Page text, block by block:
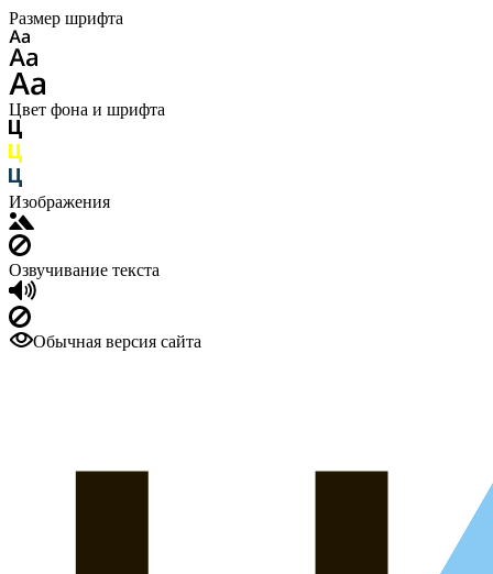
Размер шрифта
Цвет фона и шрифта
Изображения
Озвучивание текста
Обычная версия сайта